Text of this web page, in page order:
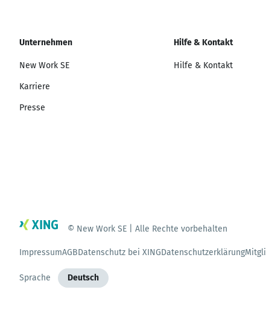
Unternehmen
New Work SE
Karriere
Presse
Hilfe & Kontakt
Hilfe & Kontakt
© New Work SE | Alle Rechte vorbehalten
ImpressumAGBDatenschutz bei XINGDatenschutzerklärung
Sprache Deutsch